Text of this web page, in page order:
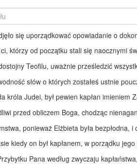
się uporządkować opowiadanie o
którzy od początku stali się naocznymi
Teofilu, uważnie prześledzić
słów o których zostałeś ustnie
króla Judei, był pewien kapłan
przed obliczem Boga, chodząc
ponieważ Elżbieta była bezpłodna,
kiedy on był kapłanem, w porządku
Pana według zwyczaju